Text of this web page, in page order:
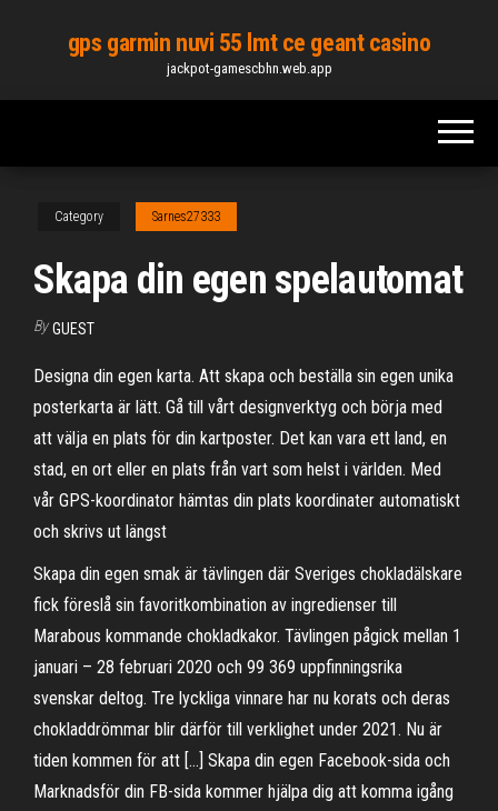
content
gps garmin nuvi 55 lmt ce geant casino
jackpot-gamescbhn.web.app
Category Sarnes27333
Skapa din egen spelautomat
By GUEST
Designa din egen karta. Att skapa och beställa sin egen unika
posterkarta är lätt. Gå till vårt designverktyg och börja med
att välja en plats för din kartposter. Det kan vara ett land, en
stad, en ort eller en plats från vart som helst i världen. Med
vår GPS-koordinator hämtas din plats koordinater automatiskt
och skrivs ut längst
Skapa din egen smak är tävlingen där Sveriges chokladälskare
fick föreslå sin favoritkombination av ingredienser till
Marabous kommande chokladkakor. Tävlingen pågick mellan 1
januari – 28 februari 2020 och 99 369 uppfinningsrika
svenskar deltog. Tre lyckliga vinnare har nu korats och deras
chokladdrömmar blir därför till verklighet under 2021. Nu är
tiden kommen för att […] Skapa din egen Facebook-sida och
Marknadsför din FB-sida kommer hjälpa dig att komma igång